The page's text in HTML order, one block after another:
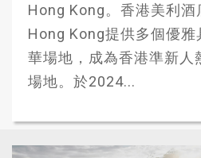
Hong Kong。香港美利酒
Hong Kong提供多個優雅
華場地，成為香港準新人
場地。於2024...